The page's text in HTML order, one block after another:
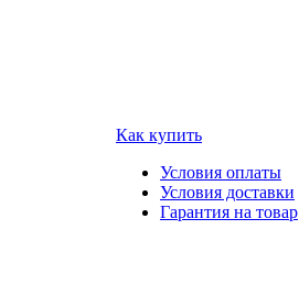
Как купить
Условия оплаты
Условия доставки
Гарантия на товар